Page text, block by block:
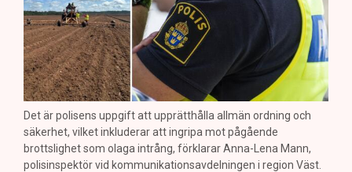
Det är polisens uppgift att upprätthålla allmän ordning och
säkerhet, vilket inkluderar att ingripa mot pågående
brottslighet som olaga intrång, förklarar Anna-Lena Mann,
polisinspektör vid kommunikationsavdelningen i region Väst.